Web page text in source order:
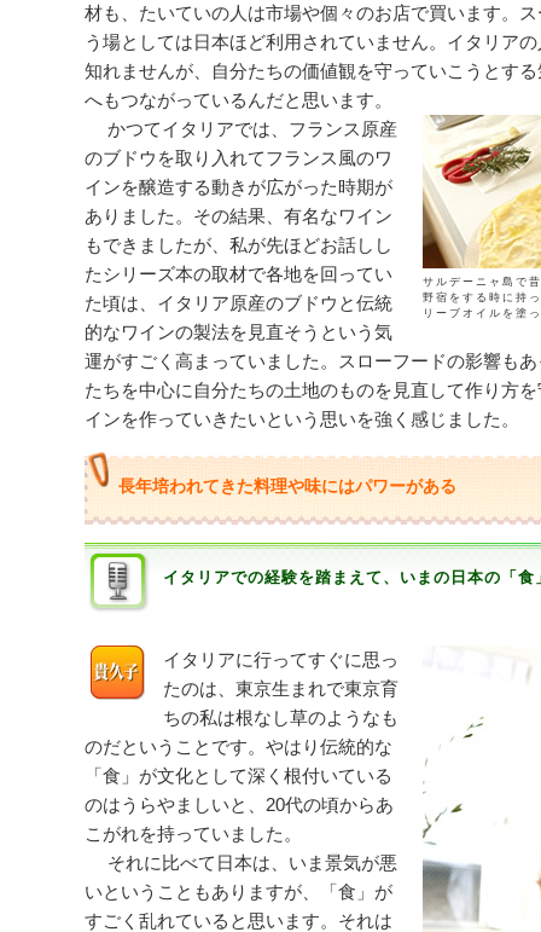
材も、たいていの人は市場や個々のお店で買います。
う場としては日本ほど利用されていません。イタリア
知れませんが、自分たちの価値観を守っていこうとす
へもつながっているんだと思います。
サルデーニャ島で
野宿をする時に持
リーブオイルを塗
かつてイタリアでは、フランス原産
のブドウを取り入れてフランス風のワ
インを醸造する動きが広がった時期が
ありました。その結果、有名なワイン
もできましたが、私が先ほどお話しし
たシリーズ本の取材で各地を回ってい
た頃は、イタリア原産のブドウと伝統
的なワインの製法を見直そうという気
運がすごく高まっていました。スローフードの影響も
たちを中心に自分たちの土地のものを見直して作り方
インを作っていきたいという思いを強く感じました。
長年培われてきた料理や味にはパワーがある
イタリアでの経験を踏まえて、いまの日本の「
イタリアに行ってすぐに思っ
たのは、東京生まれで東京育
ちの私は根なし草のようなも
のだということです。やはり伝統的な
「食」が文化として深く根付いている
のはうらやましいと、20代の頃からあ
こがれを持っていました。
それに比べて日本は、いま景気が悪
いということもありますが、「食」が
すごく乱れていると思います。それは